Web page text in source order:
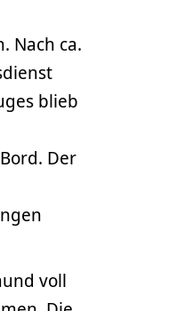
Nach ca.
blieb
Der
voll